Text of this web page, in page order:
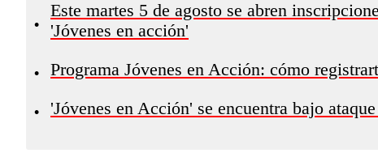
•
Este martes 5 de agosto se abren
'Jóvenes en acción'
• Programa Jóvenes en Acción: cómo
• 'Jóvenes en Acción' se encuentra bajo